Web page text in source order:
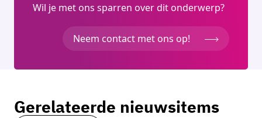
Wil je met ons sparren over dit onderwerp?
Neem contact met ons op!
Gerelateerde nieuwsitems